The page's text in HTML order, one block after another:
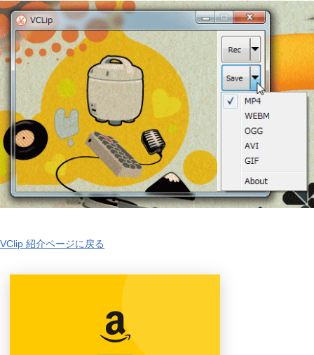
VClip 紹介ページに戻る